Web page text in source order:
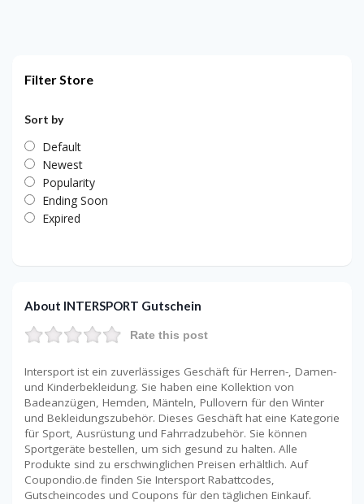
Filter Store
Sort by
Default
Newest
Popularity
Ending Soon
Expired
About INTERSPORT Gutschein
Rate this post
Intersport ist ein zuverlässiges Geschäft für Herren-, Damen-
und Kinderbekleidung. Sie haben eine Kollektion von
Badeanzügen, Hemden, Mänteln, Pullovern für den Winter
und Bekleidungszubehör. Dieses Geschäft hat eine Kategorie
für Sport, Ausrüstung und Fahrradzubehör. Sie können
Sportgeräte bestellen, um sich gesund zu halten. Alle
Produkte sind zu erschwinglichen Preisen erhältlich. Auf
Coupondio.de finden Sie Intersport Rabattcodes,
Gutscheincodes und Coupons für den täglichen Einkauf.